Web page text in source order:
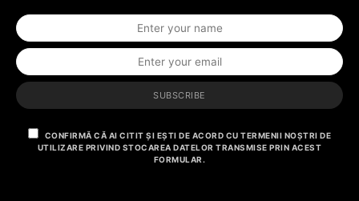
SUBSCRIBE
CONFIRMĂ CĂ AI CITIT ȘI EȘTI DE ACORD CU TERMENII NOȘTRI DE
UTILIZARE PRIVIND STOCAREA DATELOR TRANSMISE PRIN ACEST
FORMULAR.